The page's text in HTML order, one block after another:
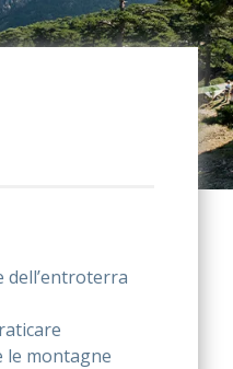
le montagne